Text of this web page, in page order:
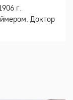
г.
Доктор